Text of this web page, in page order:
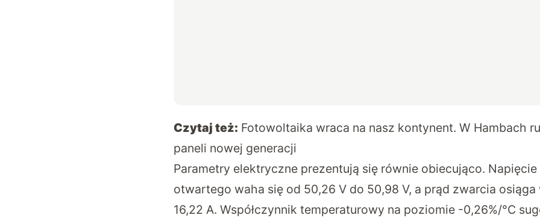
Czytaj też: Fotowoltaika wraca na nasz kontynent. W Hambach
paneli nowej generacji
Parametry elektryczne prezentują się równie obiecująco.
otwartego waha się od 50,26 V do 50,98 V, a prąd zwarcia
16,22 A. Współczynnik temperaturowy na poziomie -0,26%/°C